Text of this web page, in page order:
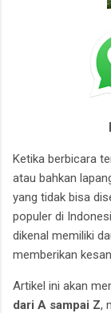
Ketika berbicara
atau bahkan
yang tidak bisa
populer di
dikenal memiliki
memberikan
Artikel ini akan
dari A sampai Z,